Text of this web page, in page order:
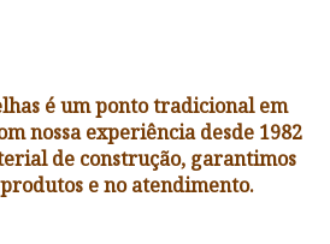
é um ponto tradicional em
nossa experiência desde 1982
de construção, garantimos
e no atendimento.